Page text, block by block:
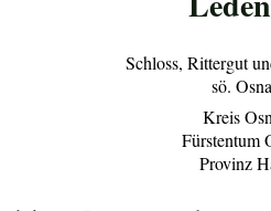
Schloss, Rittergut
sö.
Kreis
Fürstentum
Provinz